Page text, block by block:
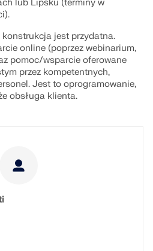
lub Lipsku (terminy w
konstrukcja jest przydatna.
online (poprzez webinarium,
pomoc/wsparcie oferowane
przez kompetentnych,
Jest to oprogramowanie,
obsługa klienta.